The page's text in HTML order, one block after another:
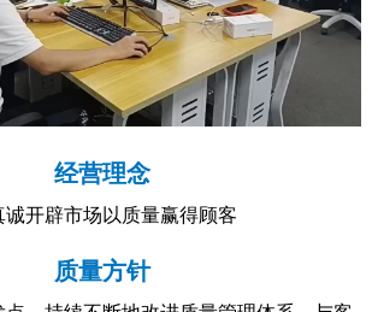
经营理念
诚开辟市场以质量赢得顾客
质量方针